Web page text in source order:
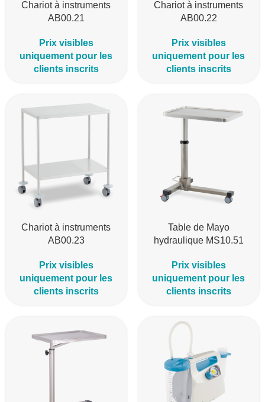
Chariot à instruments
AB00.21
Prix visibles
uniquement pour les
clients inscrits
Chariot à instruments
AB00.22
Prix visibles
uniquement pour les
clients inscrits
Chariot à instruments
AB00.23
Prix visibles
uniquement pour les
clients inscrits
Table de Mayo
hydraulique MS10.51
Prix visibles
uniquement pour les
clients inscrits